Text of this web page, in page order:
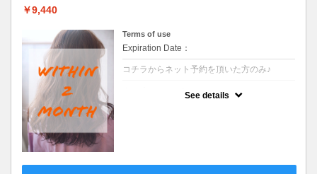
￥9,440
Terms of use
Expiration Date：
コチラからネット予約を頂いた方のみ♪
See details